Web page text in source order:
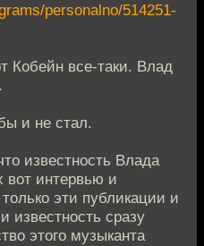
personalno/514251-
все-таки. Влад
и не стал.
известность Влада
вот интервью и
эти публикации и
известность сразу
этого музыканта